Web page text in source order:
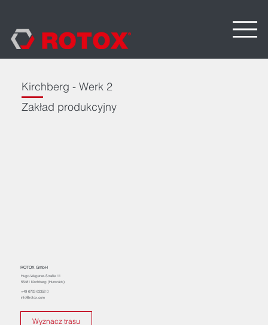
Kirchberg - Werk 2
Zakład produkcyjny
ROTOX GmbH
Hugo-Wagener-Straße 11
55481 Kirchberg (Hunsrück)
+49 6763 63352 0
info@rotox.com
Wyznacz trasu